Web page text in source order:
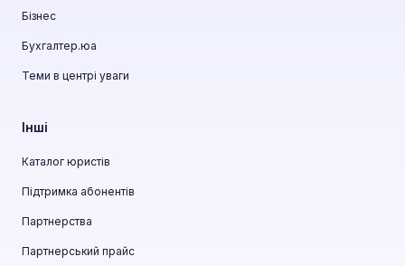
Бізнес
Бухгалтер.юа
Теми в центрі уваги
Інші
Каталог юристів
Підтримка абонентів
Партнерства
Партнерський прайс